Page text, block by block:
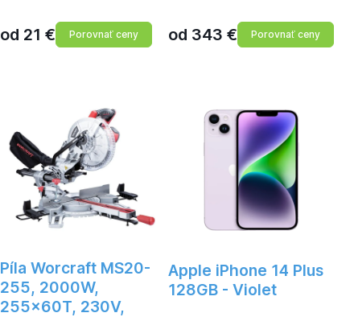
od 21 € Porovnať ceny od 343 € Porovnať ceny
Píla Worcraft MS20-
255, 2000W,
255x60T, 230V,
Apple iPhone 14 Plus
128GB - Violet